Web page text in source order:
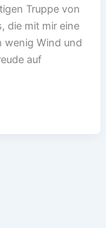
Truppe von
die mit mir eine
wenig Wind und
auf